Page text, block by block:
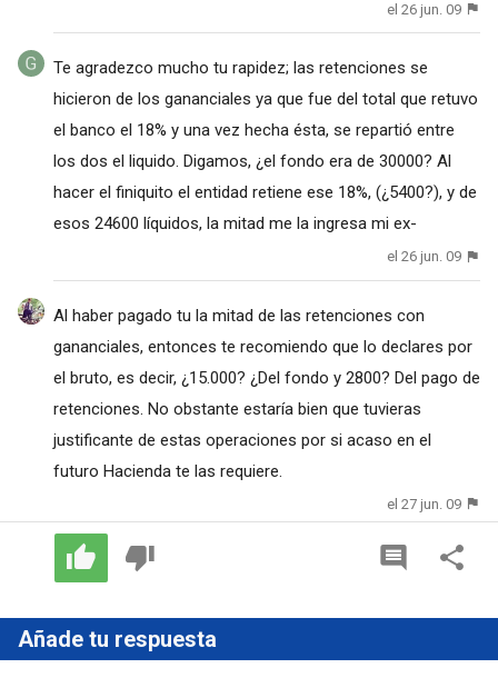
el 26 jun. 09
Te agradezco mucho tu rapidez; las retenciones se
hicieron de los gananciales ya que fue del total que retuvo
el banco el 18% y una vez hecha ésta, se repartió entre
los dos el liquido. Digamos, ¿el fondo era de 30000? Al
hacer el finiquito el entidad retiene ese 18%, (¿5400?), y de
esos 24600 líquidos, la mitad me la ingresa mi ex-
el 26 jun. 09
Al haber pagado tu la mitad de las retenciones con
gananciales, entonces te recomiendo que lo declares por
el bruto, es decir, ¿15.000? ¿Del fondo y 2800? Del pago de
retenciones. No obstante estaría bien que tuvieras
justificante de estas operaciones por si acaso en el
futuro Hacienda te las requiere.
el 27 jun. 09
Añade tu respuesta